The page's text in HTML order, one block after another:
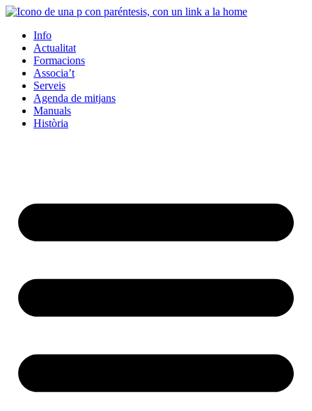
Info
Actualitat
Formacions
Associa’t
Serveis
Agenda de mitjans
Manuals
Història